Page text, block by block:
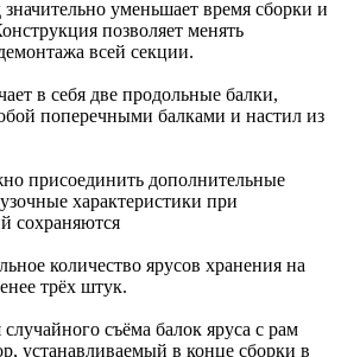
уменьшает время сборки и
позволяет менять
всей секции.
в себя две продольные балки,
поперечными балками и настил из
присоединить дополнительные
характеристики при
сохраняются
количество ярусов хранения на
трёх штук.
съёма балок яруса с рам
устанавливаемый в конце сборки в